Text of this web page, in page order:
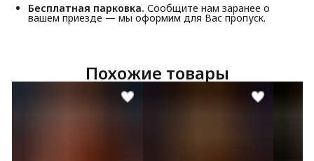
Бесплатная парковка. Сообщите нам заранее о
вашем приезде — мы оформим для Вас пропуск.
Похожие товары